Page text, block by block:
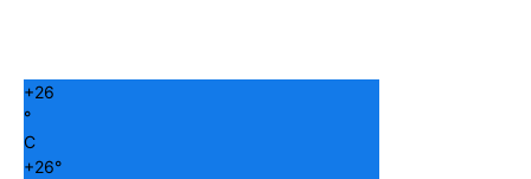
+26
°
C
+26°